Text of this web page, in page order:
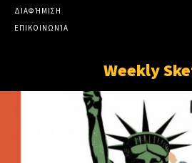
ΔΙΑΦΉΜΙΣΗ
ΕΠΙΚΟΙΝΩΝΊΑ
Weekly